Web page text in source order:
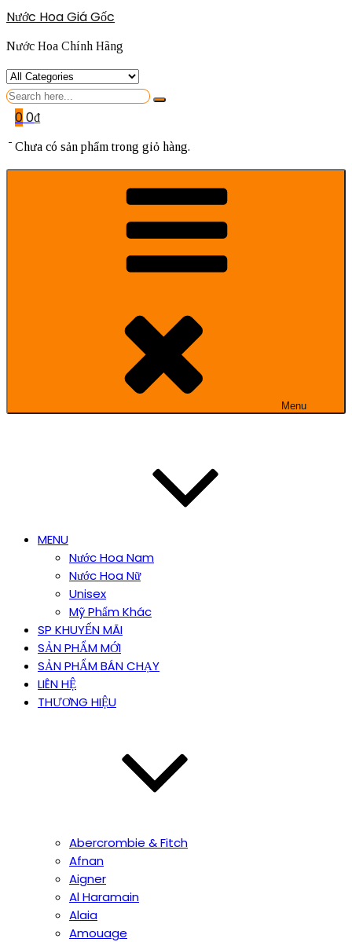
Nước Hoa Giá Gốc
Nước Hoa Chính Hãng
Search
for
00₫
Chưa có sản phẩm trong giỏ hàng.
Menu
MENU
Nước Hoa Nam
Nước Hoa Nữ
Unisex
Mỹ Phẩm Khác
SP KHUYẾN MÃI
SẢN PHẨM MỚI
SẢN PHẨM BÁN CHẠY
LIÊN HỆ
THƯƠNG HIỆU
Abercrombie & Fitch
Afnan
Aigner
Al Haramain
Alaia
Amouage